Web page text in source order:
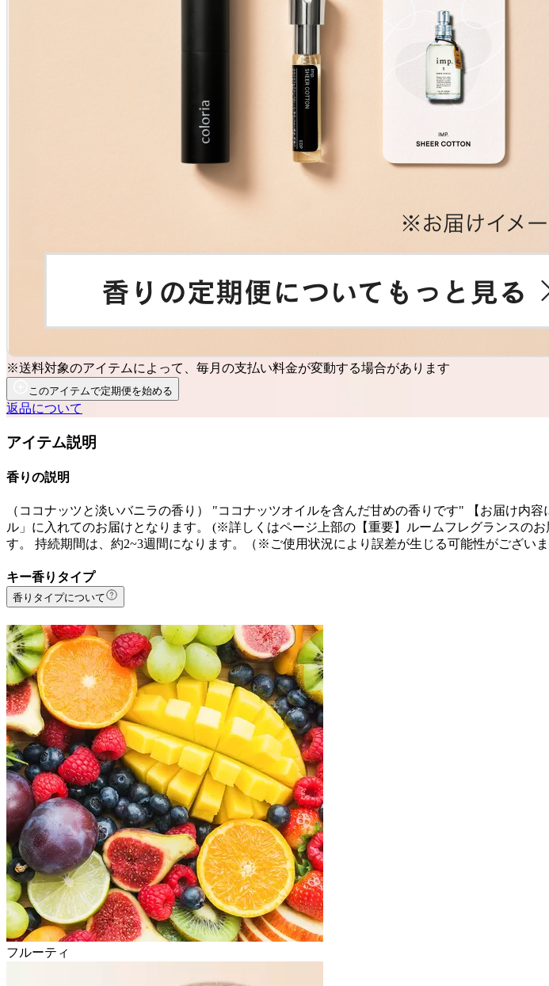
※送料対象のアイテムによって、毎月の支払い料金が変動する場合があります
このアイテムで定期便を始める
返品について
アイテム説明
香りの説明
（ココナッツと淡いバニラの香り） "ココナッツオイルを含んだ甘めの香りです" 【お届け内
ル」に入れてのお届けとなります。 (※詳しくはページ上部の【重要】ルームフレグランスの
す。 持続期間は、約2~3週間になります。（※ご使用状況により誤差が生じる可能性がござい
キー香りタイプ
香りタイプについて
フルーティ